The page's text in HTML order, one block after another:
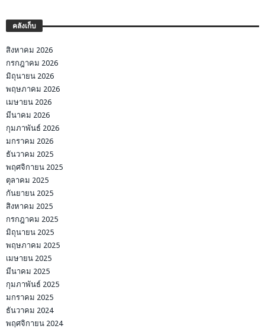
คลังเก็บ
สิงหาคม 2026
กรกฎาคม 2026
มิถุนายน 2026
พฤษภาคม 2026
เมษายน 2026
มีนาคม 2026
กุมภาพันธ์ 2026
มกราคม 2026
ธันวาคม 2025
พฤศจิกายน 2025
ตุลาคม 2025
กันยายน 2025
สิงหาคม 2025
กรกฎาคม 2025
มิถุนายน 2025
พฤษภาคม 2025
เมษายน 2025
มีนาคม 2025
กุมภาพันธ์ 2025
มกราคม 2025
ธันวาคม 2024
พฤศจิกายน 2024